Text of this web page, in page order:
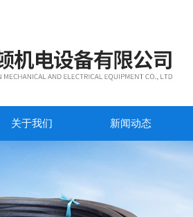
关于我们 新闻动态